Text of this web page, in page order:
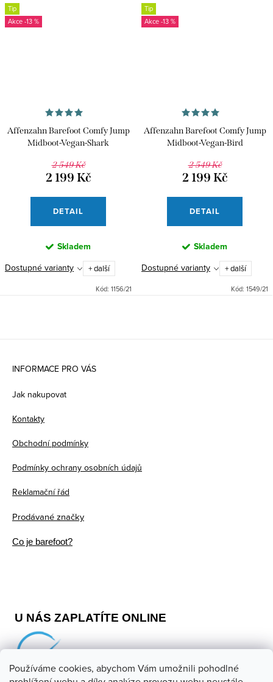
Používáme cookies, abychom Vám umožnili pohodlné
Tip
-13 %
Affenzahn Barefoot Comfy Jump
Midboot-Vegan-Shark
2 549 Kč
2 199 Kč
DETAIL
Skladem
Dostupné varianty
+ další
Kód: 1156/21
Tip
-13 %
Affenzahn Barefoot Comfy Jump
Midboot-Vegan-Bird
2 549 Kč
2 199 Kč
DETAIL
Skladem
Dostupné varianty
+ další
Kód: 1549/21
INFORMACE PRO VÁS
Jak nakupovat
Kontakty
Obchodní podmínky
Podmínky ochrany osobních údajů
Reklamační řád
Prodávané značky
Co je barefoot?
U NÁS ZAPLATÍTE ONLINE